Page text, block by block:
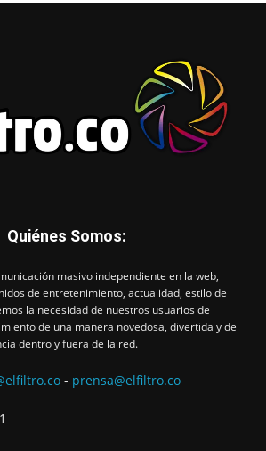
Quiénes Somos:
masivo independiente en la web,
de entretenimiento, actualidad, estilo de
la necesidad de nuestros usuarios de
de una manera novedosa, divertida y de
dentro y fuera de la red.
- prensa@elfiltro.co